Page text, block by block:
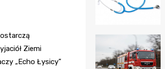
Ziemi
„Echo Łysicy”